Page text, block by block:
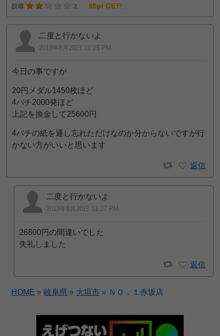
設備
2 65pt GET!
二度と行かないよ
2018年8月20日 11:25 PM
今日の事ですが
20円メダル1450枚ほど
4パチ2000発ほど
上記を換金して25600円
4パチの紙を通し忘れただけなのか分からないですが行
かない方がいいと思います
返信
二度と行かないよ
2018年8月20日 11:27 PM
26800円の間違いでした
失礼しました
返信
HOME » 岐阜県 » 大垣市 » ＮＯ．１赤坂店